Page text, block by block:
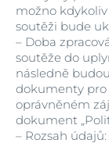
možno
soutěži bude
– Doba
soutěže do
následně
dokumenty pro
oprávněném
dokument
– Rozsah